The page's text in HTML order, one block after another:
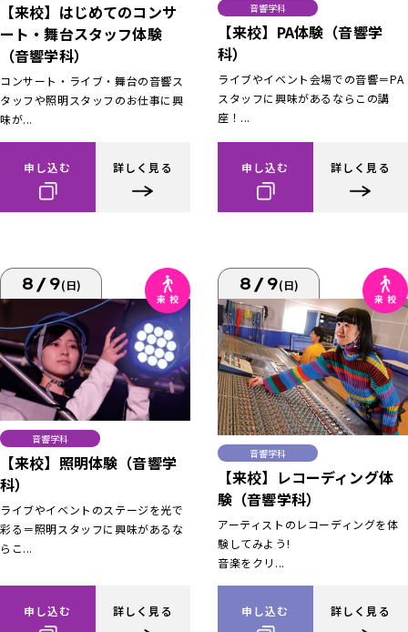
【来校】はじめてのコンサ
ート・舞台スタッフ体験
（音響学科）
コンサート・ライブ・舞台の音響ス
タッフや照明スタッフのお仕事に興
味が...
申し込む 詳しく見る
音響学科
【来校】PA体験（音響学
科）
ライブやイベント会場での音響＝PA
スタッフに興味があるならこの講
座！...
申し込む 詳しく見る
8/9(日)
音響学科
【来校】照明体験（音響学
科）
ライブやイベントのステージを光で
彩る＝照明スタッフに興味があるな
らこ...
申し込む 詳しく見る
8/9(日)
音響学科
【来校】レコーディング体
験（音響学科）
アーティストのレコーディングを体
験してみよう!
音楽をクリ...
申し込む 詳しく見る